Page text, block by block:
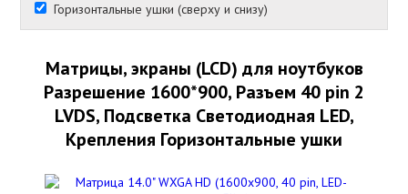
Горизонтальные ушки (сверху и снизу)
Матрицы, экраны (LCD) для ноутбуков
Разрешение 1600*900, Разъем 40 pin 2
LVDS, Подсветка Светодиодная LED,
Крепления Горизонтальные ушки